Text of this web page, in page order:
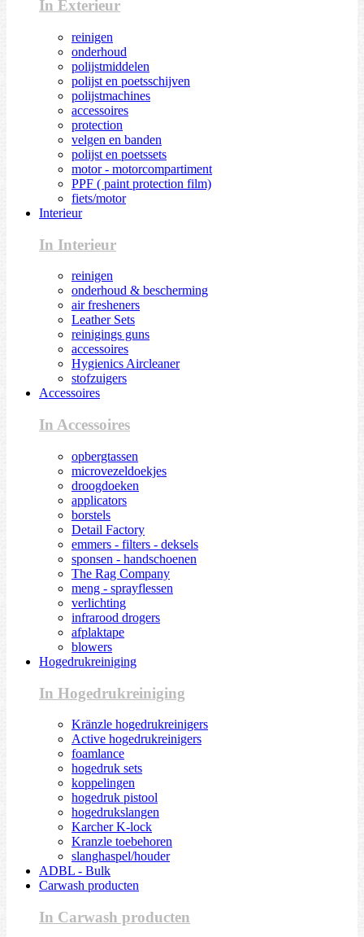
In Exterieur
reinigen
onderhoud
polijstmiddelen
polijst en poetsschijven
polijstmachines
accessoires
protection
velgen en banden
polijst en poetssets
motor - motorcompartiment
PPF ( paint protection film)
fiets/motor
Interieur
In Interieur
reinigen
onderhoud & bescherming
air fresheners
Leather Sets
reinigings guns
accessoires
Hygienics Aircleaner
stofzuigers
Accessoires
In Accessoires
opbergtassen
microvezeldoekjes
droogdoeken
applicators
borstels
Detail Factory
emmers - filters - deksels
sponsen - handschoenen
The Rag Company
meng - sprayflessen
verlichting
infrarood drogers
afplaktape
blowers
Hogedrukreiniging
In Hogedrukreiniging
Kränzle hogedrukreinigers
Active hogedrukreinigers
foamlance
hogedruk sets
koppelingen
hogedruk pistool
hogedrukslangen
Karcher K-lock
Kranzle toebehoren
slanghaspel/houder
ADBL - Bulk
Carwash producten
In Carwash producten